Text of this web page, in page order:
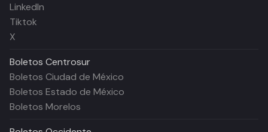
LinkedIn
Tiktok
X
Boletos Centrosur
Boletos Ciudad de México
Boletos Estado de México
Boletos Morelos